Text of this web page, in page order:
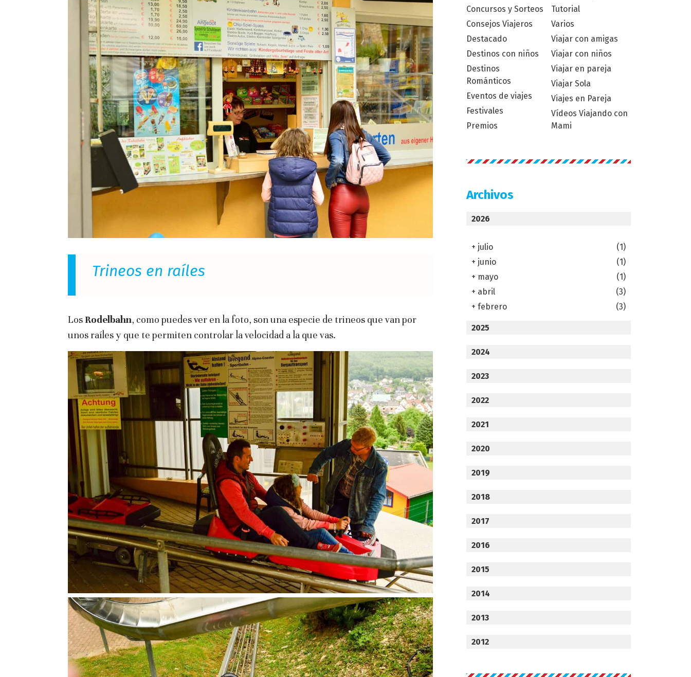
Trineos en raíles
Los Rodelbahn, como puedes ver en la foto, son una especie de trineos que van por
unos raíles y que te permiten controlar la velocidad a la que vas.
Concursos y Sorteos
Consejos Viajeros
Destacado
Destinos con niños
Destinos
Románticos
Eventos de viajes
Festivales
Premios
Tutorial
Varios
Viajar con amigas
Viajar con niños
Viajar en pareja
Viajar Sola
Viajes en Pareja
Vídeos Viajando con
Mami
Archivos
2026
+ julio
(1)
+ junio
(1)
+ mayo
(1)
+ abril
(3)
+ febrero (3)
2025
2024
2023
2022
2021
2020
2019
2018
2017
2016
2015
2014
2013
2012